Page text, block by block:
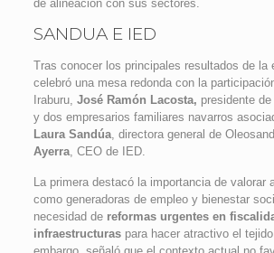
de alineación con sus sectores.
SANDUA E IED
Tras conocer los principales resultados de la
celebró una mesa redonda con la
Iraburu, José Ramón Lacosta, presidente
y dos empresarios familiares navarros
Laura Sandúa, directora general de
Ayerra, CEO de IED.
La primera destacó la importancia de valorar
como generadoras de empleo y bienestar
necesidad de reformas urgentes en
infraestructuraspara hacer atractivo el